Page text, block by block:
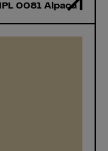
0081 Alpaca